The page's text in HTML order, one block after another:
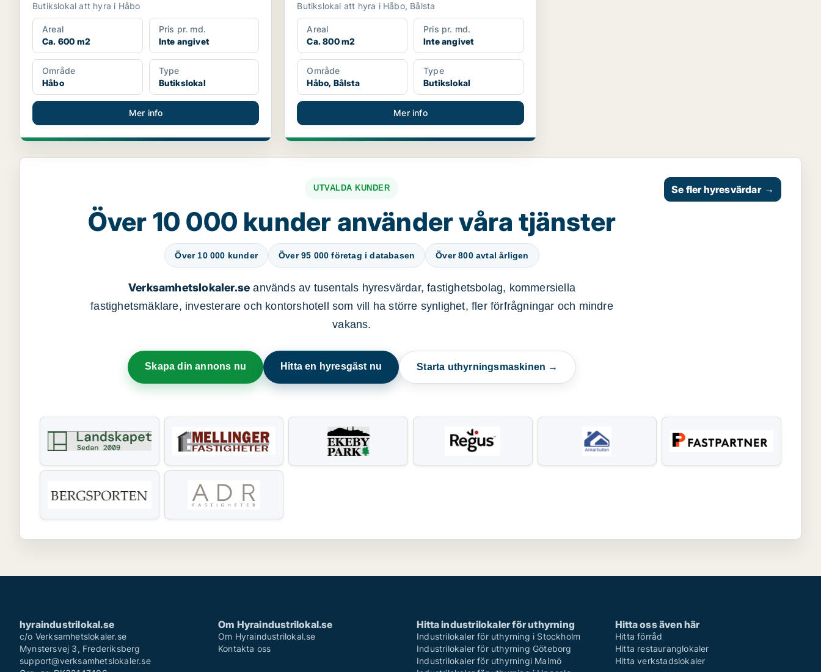
Butikslokal att hyra i Håbo
Areal
Ca. 600 m2
Pris pr. md.
Inte angivet
Område
Håbo
Type
Butikslokal
Mer info
Butikslokal att hyra i Håbo, Bålsta
Areal
Ca. 800 m2
Pris pr. md.
Inte angivet
Område
Håbo, Bålsta
Type
Butikslokal
Mer info
UTVALDA KUNDER
Över 10 000 kunder använder våra tjänster
Över 10 000 kunder Över 95 000 företag i databasen Över 800 avtal årligen
Verksamhetslokaler.se används av tusentals hyresvärdar, fastighetsbolag, kommersiella
fastighetsmäklare, investerare och kontorshotell som vill ha större synlighet, fler förfrågningar och mindre
vakans.
Skapa din annons nu Hitta en hyresgäst nu Starta uthyrningsmaskinen →
Se fler hyresvärdar →
hyraindustrilokal.se
c/o Verksamhetslokaler.se
Mynstersvej 3, Frederiksberg
support@verksamhetslokaler.se
Om Hyraindustrilokal.se
Om Hyraindustrilokal.se
Kontakta oss
Hitta industrilokaler för uthyrning
Industrilokaler för uthyrning i Stockholm
Industrilokaler för uthyrning Göteborg
Industrilokaler för uthyrningi Malmö
Hitta oss även här
Hitta förråd
Hitta restauranglokaler
Hitta verkstadslokaler